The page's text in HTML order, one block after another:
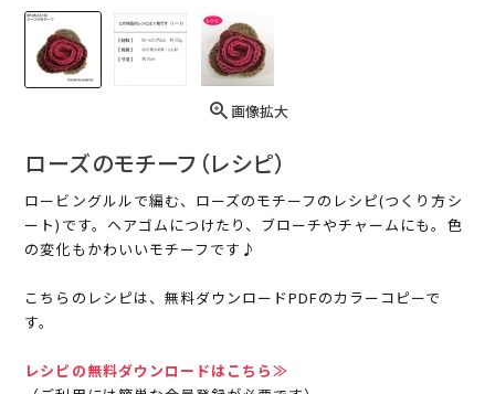
画像拡大
ローズのモチーフ（レシピ）
ロービングルルで編む、ローズのモチーフのレシピ(つくり方シ
ート)です。ヘアゴムにつけたり、ブローチやチャームにも。色
の変化もかわいいモチーフです♪
こちらのレシピは、無料ダウンロードPDFのカラーコピーで
す。
レシピの無料ダウンロードはこちら≫